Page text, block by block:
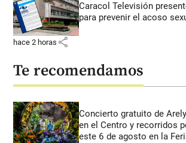
Caracol Televisión
para prevenir el acoso
hace 2 horas share
Te recomendamos
Concierto gratuito de
en el Centro y recorridos
este 6 de agosto en la